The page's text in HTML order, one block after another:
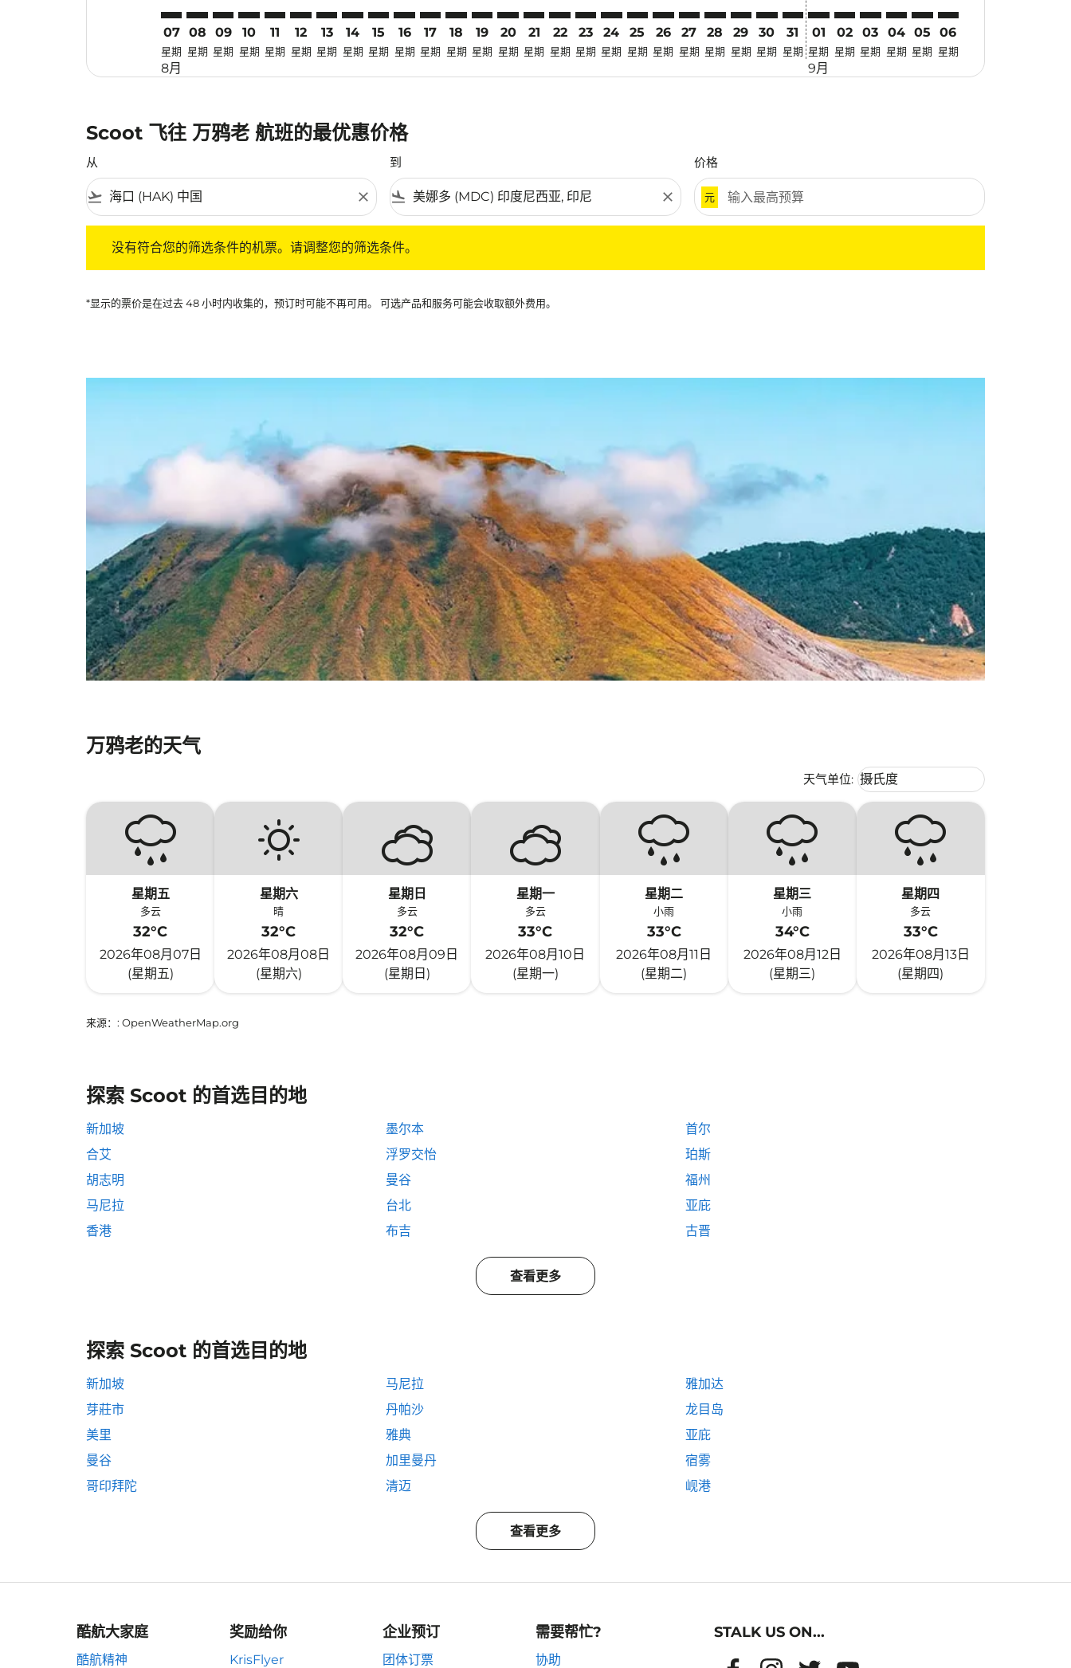
07
星期
8月
08
星期
09
星期
10
星期
11
星期
12
星期
13
星期
14
星期
15
星期
16
星期
17
星期
18
星期
19
星期
20
星期
21
星期
22
星期
23
星期
24
星期
25
星期
26
星期
27
星期
28
星期
29
星期
30
星期
31
星期
01
星期
9月
02
星期
03
星期
04
星期
05
星期
06
星期
Scoot 飞往 万鸦老 航班的最优惠价格
从
flight_takeoff close
到
flight_land close
价格
元
没有符合您的筛选条件的机票。请调整您的筛选条件。
*显示的票价是在过去 48 小时内收集的，预订时可能不再可用。 可选产品和服务可能会收取额外费用。
万鸦老的天气
天气单位: Weather unit option 摄氏度
摄氏度
keyboard_arrow_down
星期五
多云
32°C
2026年08月07日
(星期五)
星期六
晴
32°C
2026年08月08日
(星期六)
星期日
多云
32°C
2026年08月09日
(星期日)
星期一
多云
33°C
2026年08月10日
(星期一)
星期二
小雨
33°C
2026年08月11日
(星期二)
星期三
小雨
34°C
2026年08月12日
(星期三)
星期四
多云
33°C
2026年08月13日
(星期四)
来源： : OpenWeatherMap.org
探索 Scoot 的首选目的地
新加坡 墨尔本
首尔
合艾
浮罗交怡
珀斯
胡志明
曼谷
福州
马尼拉
台北
亚庇
香港
布吉 古晋
查看更多
探索 Scoot 的首选目的地
新加坡 马尼拉
雅加达
芽莊市
丹帕沙
龙目岛
美里
雅典
亚庇
曼谷
加里曼丹
宿雾
哥印拜陀
清迈 岘港
查看更多
酷航大家庭
酷航精神
奖励给你
KrisFlyer
企业预订
团体订票
需要帮忙?
协助
STALK US ON...